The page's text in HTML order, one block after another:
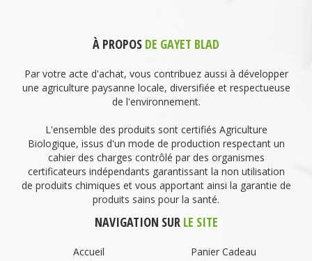
À PROPOS DE GAYET BLAD
Par votre acte d'achat, vous contribuez aussi à développer
une agriculture paysanne locale, diversifiée et respectueuse
de l'environnement.
L'ensemble des produits sont certifiés Agriculture
Biologique, issus d'un mode de production respectant un
cahier des charges contrôlé par des organismes
certificateurs indépendants garantissant la non utilisation
de produits chimiques et vous apportant ainsi la garantie de
produits sains pour la santé.
NAVIGATION SUR LE SITE
Accueil
Panier Cadeau